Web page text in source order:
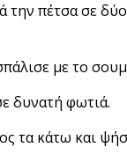
την πέτσα σε
με το
δυνατή φωτιά.
τα κάτω και